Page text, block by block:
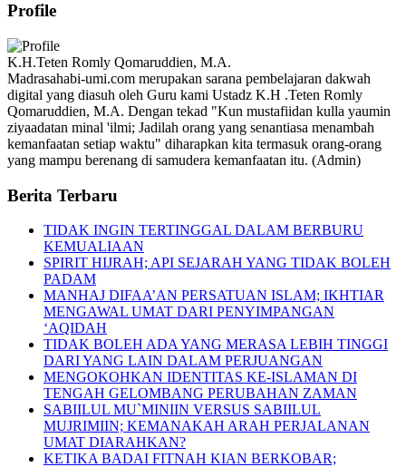
Profile
K.H.Teten Romly Qomaruddien, M.A.
Madrasahabi-umi.com merupakan sarana pembelajaran dakwah
digital yang diasuh oleh Guru kami Ustadz K.H .Teten Romly
Qomaruddien, M.A. Dengan tekad "Kun mustafiidan kulla yaumin
ziyaadatan minal 'ilmi; Jadilah orang yang senantiasa menambah
kemanfaatan setiap waktu" diharapkan kita termasuk orang-orang
yang mampu berenang di samudera kemanfaatan itu. (Admin)
Berita Terbaru
TIDAK INGIN TERTINGGAL DALAM BERBURU
KEMUALIAAN
SPIRIT HIJRAH; API SEJARAH YANG TIDAK BOLEH
PADAM
MANHAJ DIFAA’AN PERSATUAN ISLAM; IKHTIAR
MENGAWAL UMAT DARI PENYIMPANGAN
‘AQIDAH
TIDAK BOLEH ADA YANG MERASA LEBIH TINGGI
DARI YANG LAIN DALAM PERJUANGAN
MENGOKOHKAN IDENTITAS KE-ISLAMAN DI
TENGAH GELOMBANG PERUBAHAN ZAMAN
SABIILUL MU`MINIIN VERSUS SABIILUL
MUJRIMIIN; KEMANAKAH ARAH PERJALANAN
UMAT DIARAHKAN?
KETIKA BADAI FITNAH KIAN BERKOBAR;